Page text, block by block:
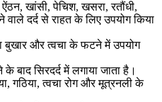
खांसी, पेचिश, खसरा, रतौंधी,
दर्द से राहत के लिए उपयोग किया
बुखार और त्वचा के फटने में उपयोग
बाद सिरदर्द में लगाया जाता है।
गठिया, त्वचा रोग और मूत्रनली के